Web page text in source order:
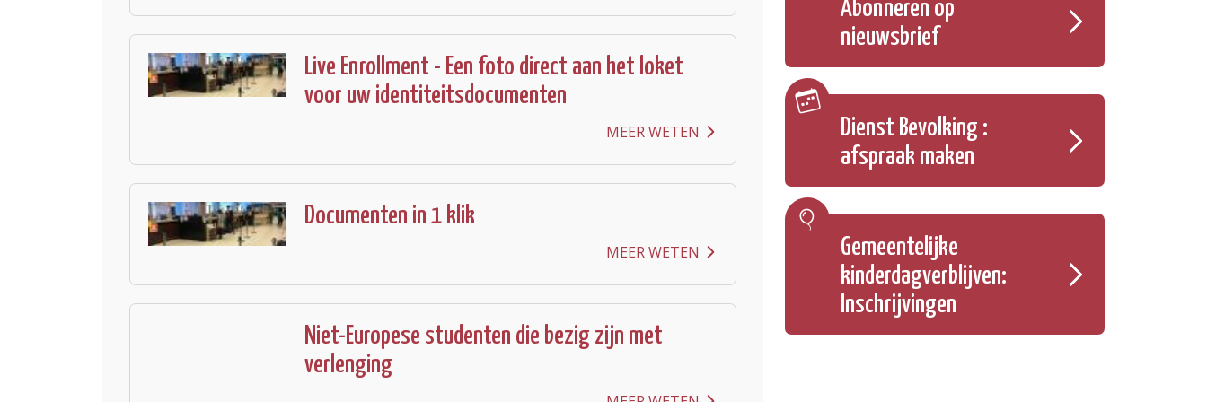
Live Enrollment - Een foto direct aan het loket
voor uw identiteitsdocumenten
MEER WETEN
Documenten in 1 klik
MEER WETEN
Niet-Europese studenten die bezig zijn met
verlenging
Abonneren op
nieuwsbrief
Dienst Bevolking :
afspraak maken
Gemeentelijke
kinderdagverblijven:
Inschrijvingen